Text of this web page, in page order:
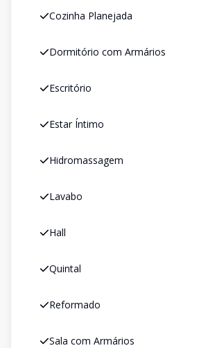
Cozinha Planejada
Dormitório com Armários
Escritório
Estar Íntimo
Hidromassagem
Lavabo
Hall
Quintal
Reformado
Sala com Armários